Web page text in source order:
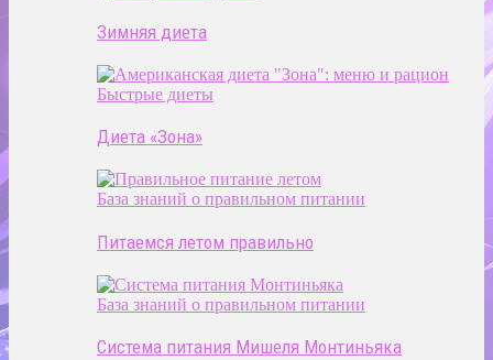
Зимняя диета
Быстрые диеты
Диета «Зона»
База знаний о правильном питании
Питаемся летом правильно
База знаний о правильном питании
Система питания Мишеля Монтиньяка